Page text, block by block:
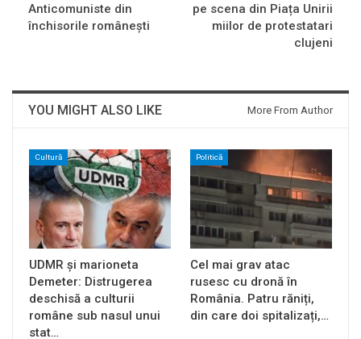
Anticomuniste din
închisorile româneşti
pe scena din Piața Unirii
miilor de protestatari
clujeni
YOU MIGHT ALSO LIKE More From Author
Cultură
UDMR și marioneta
Demeter: Distrugerea
deschisă a culturii
române sub nasul unui
stat…
Politică
Cel mai grav atac
rusesc cu dronă în
România. Patru răniți,
din care doi spitalizați,…